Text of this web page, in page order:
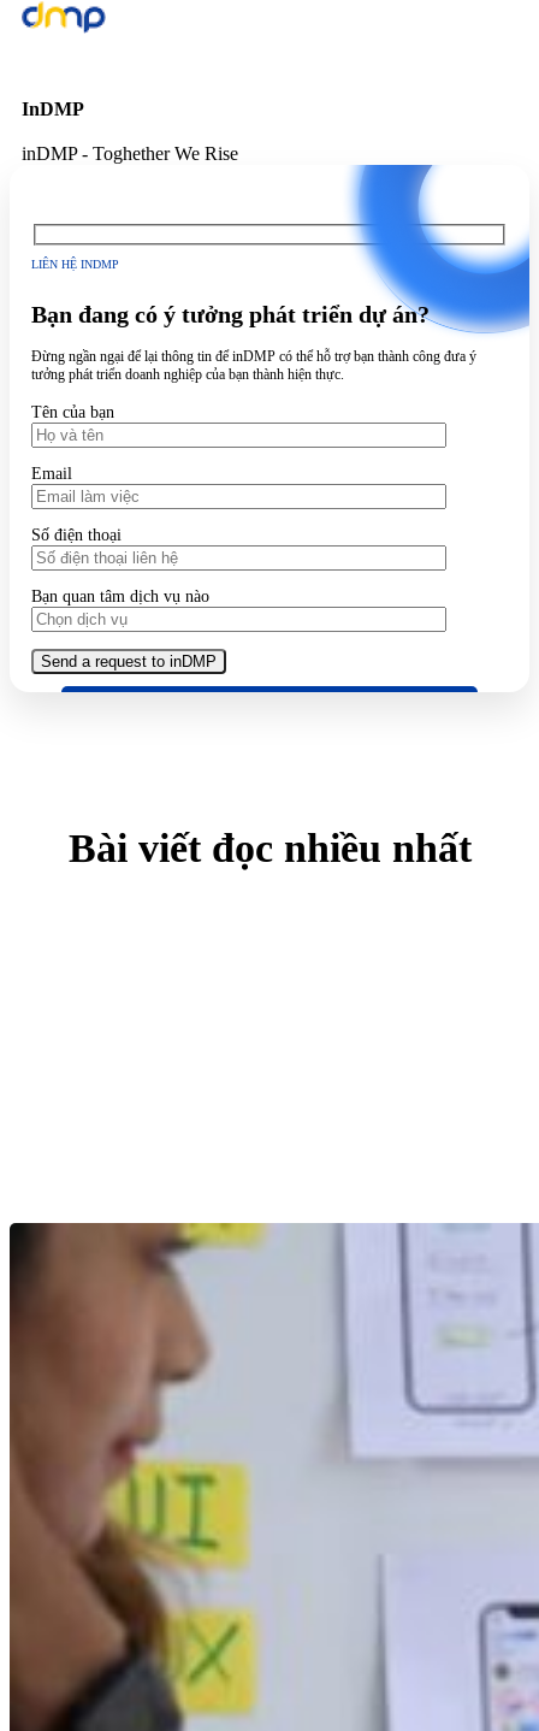
InDMP
inDMP - Toghether We Rise
LIÊN HỆ INDMP
Bạn đang có ý tưởng phát triển dự án?
Đừng ngần ngại để lại thông tin để inDMP có thể hỗ trợ bạn thành công đưa ý
tưởng phát triển doanh nghiệp của bạn thành hiện thực.
Tên của bạn
Email
Số điện thoại
Bạn quan tâm dịch vụ nào
Bài viết đọc nhiều nhất